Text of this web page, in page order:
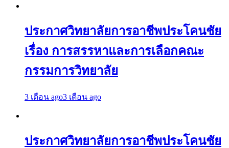
ประกาศวิทยาลัยการอาชีพประโคนชัย
เรื่อง การสรรหาและการเลือกคณะ
กรรมการวิทยาลัย
3 เดือน ago3 เดือน ago
ประกาศวิทยาลัยการอาชีพประโคนชัย